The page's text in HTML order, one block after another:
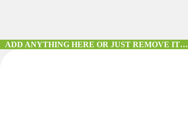
ADD ANYTHING HERE OR JUST REMOVE IT…